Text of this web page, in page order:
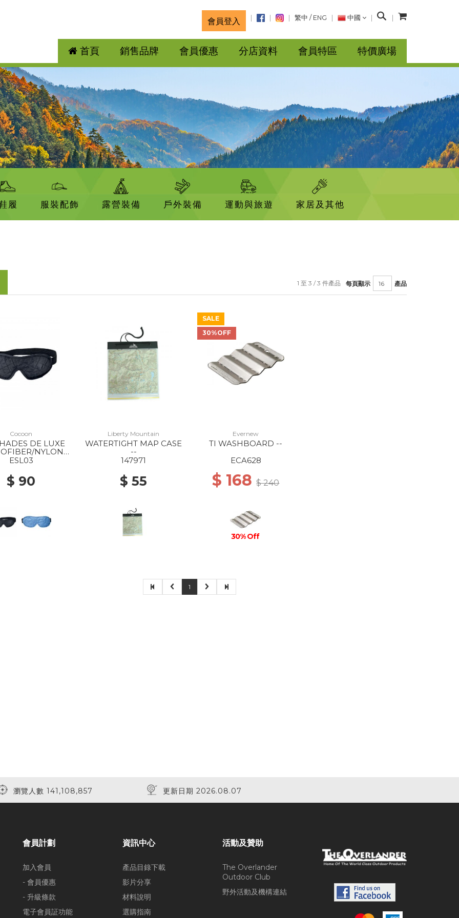
會員登入 繁中 / ENG 中國
搜
首頁 銷售品牌 會員優惠 分店資料 會員特區 特價廣場
履 服裝配飾 露營裝備 戶外裝備 運動與旅遊 家居及其他
每頁顯示 產品
1 至 3 / 3 件產品
Cocoon
DE LUXE
NYLON
GREY
ESL03
$ 90
Liberty Mountain
WATERTIGHT MAP CASE
--
147971
$ 55
SALE
30%OFF
Evernew
TI WASHBOARD --
ECA628
$ 168$ 240
30% Off
1
瀏覽人數 141,108,857 更新日期 2026.08.07
會員計劃
加入會員
- 會員優惠
- 升級條款
電子會員証功能
資訊中心
產品目錄下載
影片分享
材料說明
選購指南
活動及贊助
The Overlander
Outdoor Club
野外活動及機構連結